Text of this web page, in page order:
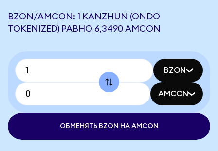
BZON/AMCON: 1 KANZHUN (ONDO
TOKENIZED) РАВНО 6,3490 AMCON
BZON
AMCON
ОБМЕНЯТЬ BZON НА AMCON